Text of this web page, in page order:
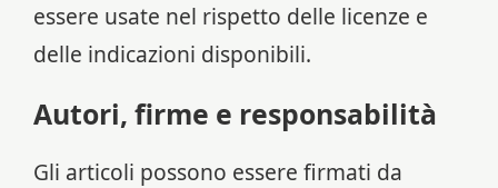
essere usate nel rispetto delle licenze e
delle indicazioni disponibili.
Autori, firme e responsabilità
Gli articoli possono essere firmati da